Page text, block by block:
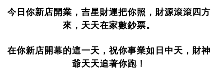
今日你新店開業，吉星財運把你照，財源滾滾四方
來，天天在家數鈔票。
在你新店開幕的這一天，祝你事業如日中天，財神
爺天天追著你跑！